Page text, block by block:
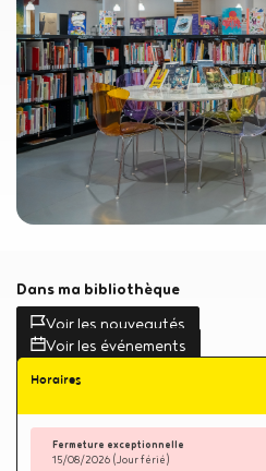
Dans ma bibliothèque
Voir les nouveautés
Voir les événements
Horaires
Fermeture exceptionnelle
15/08/2026 (Jour férié)